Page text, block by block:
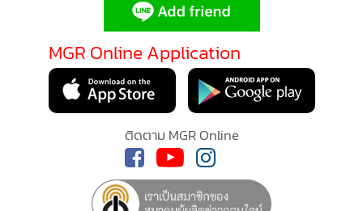
MGR Online Application
ติดตาม MGR Online